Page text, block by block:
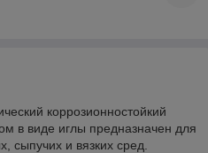
коррозионностойкий
в виде иглы предназначен для
сыпучих и вязких сред.